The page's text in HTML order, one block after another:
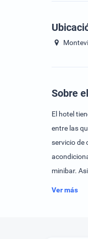
Sobre
El hotel
entre las
servicio de
minibar.
Ver más